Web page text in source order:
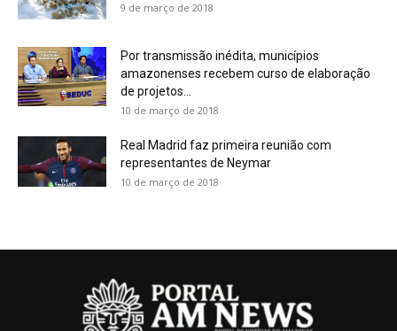
9 de março de 2018
Por transmissão inédita, municípios
amazonenses recebem curso de elaboração
de projetos...
10 de março de 2018
Real Madrid faz primeira reunião com
representantes de Neymar
10 de março de 2018